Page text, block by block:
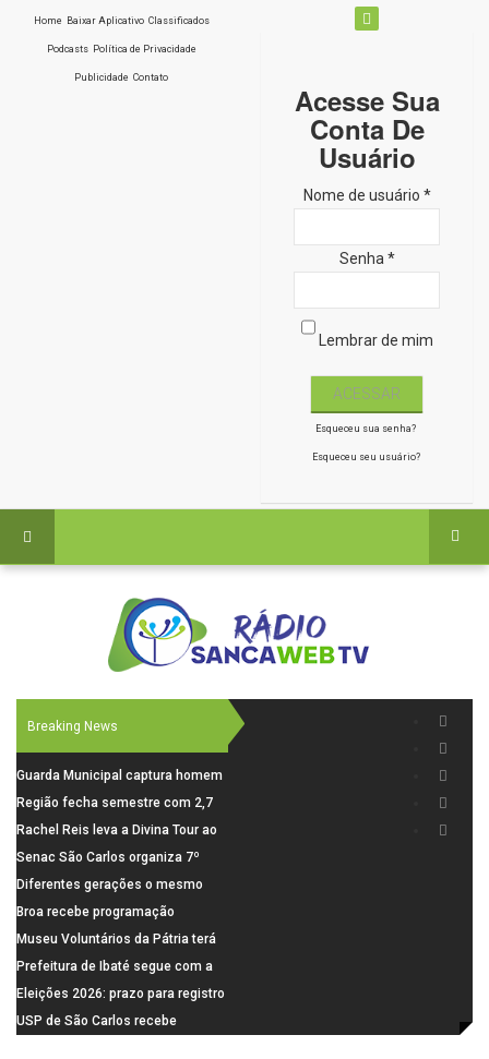
Home Baixar Aplicativo Classificados
Podcasts Política de Privacidade
Publicidade Contato
Acesse Sua
Conta De
Usuário
Nome de usuário *
Senha *
Lembrar de mim
Esqueceu sua senha?
Esqueceu seu usuário?
Breaking News
Guarda Municipal captura homem
procurado pela Justiça durante
patrulhamento em São Carlos
Região fecha semestre com 2,7
mil novosempregos e retoma
saldo positivo em junho
Rachel Reis leva a Divina Tour ao
interior de São Paulo com shows
inéditos em São Carlos e Jundiaí
Senac São Carlos organiza 7º
Fórum Internacional Senac de
Educadores com debates sobre
pensamento crítico, leitura e
diversidade
Diferentes gerações o mesmo
amor: pais do Saae contam como
a paternidade transformou suas
histórias
Broa recebe programação
esportiva com corrida, vela e
demonstração de paramotor
Museu Voluntários da Pátria terá
horário especial nesta segunda-
feira (10)
Prefeitura de Ibaté segue com a
Campanha do Agasalho segue
durante o mês de agosto
Eleições 2026: prazo para registro
de candidaturas acaba em 15 de
USP de São Carlos recebe